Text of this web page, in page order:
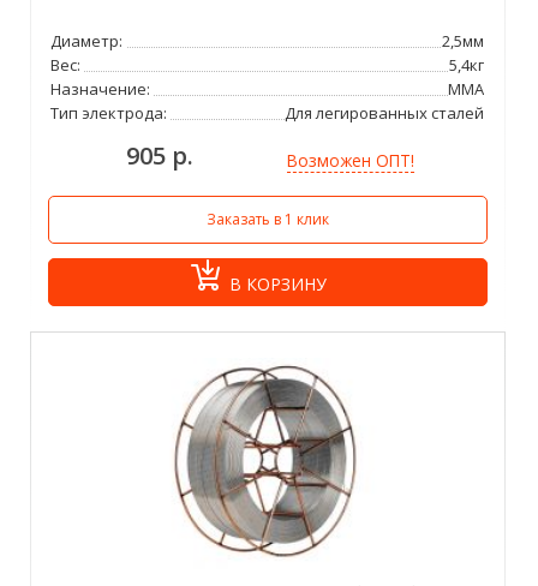
Диаметр:
2,5мм
Вес:
5,4кг
Назначение:
ММА
Тип электрода:
Для легированных сталей
905 р. Возможен ОПТ!
Заказать в 1 клик
В КОРЗИНУ